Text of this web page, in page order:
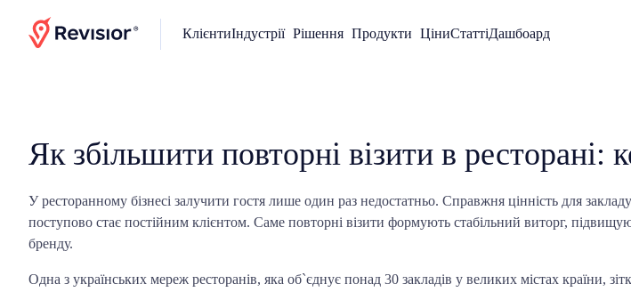
КлієнтиІндустрії Рішення Продукти ЦіниСтаттіДашбоард
Як збільшити повторні візити в ресторані:
У ресторанному бізнесі залучити гостя лише один раз недостатньо. Справжня цінність для
поступово стає постійним клієнтом. Саме повторні візити формують стабільний виторг,
бренду.
Одна з українських мереж ресторанів, яка об`єднує понад 30 закладів у великих містах країни,